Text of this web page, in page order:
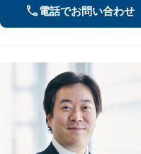
電話でお問い合わせ